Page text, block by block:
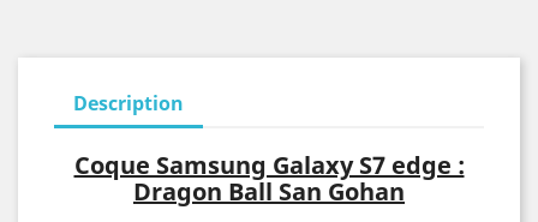
Description
Coque Samsung Galaxy S7 edge :
Dragon Ball San Gohan